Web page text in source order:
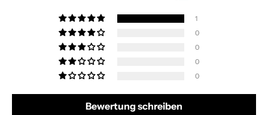
1
0
0
0
0
Bewertung schreiben